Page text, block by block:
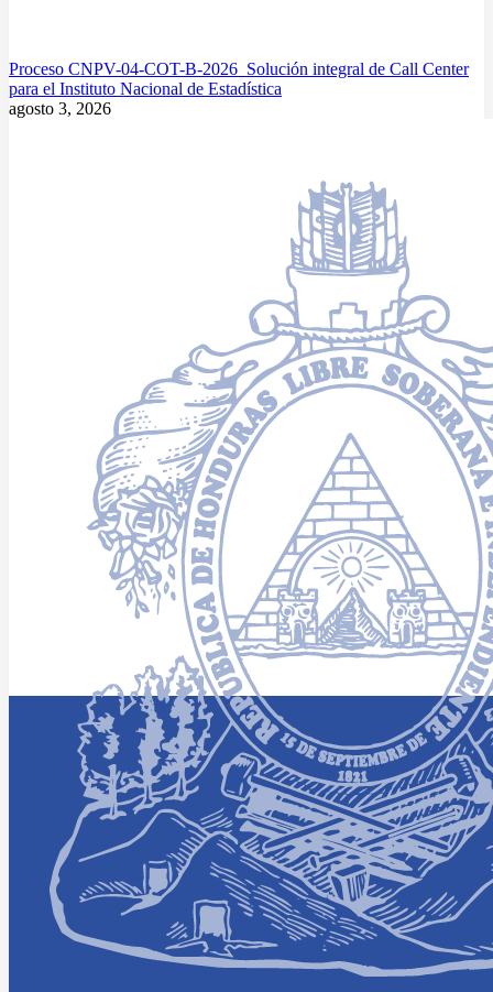
Proceso CNPV-04-COT-B-2026 Solución integral de Call Center
para el Instituto Nacional de Estadística
agosto 3, 2026